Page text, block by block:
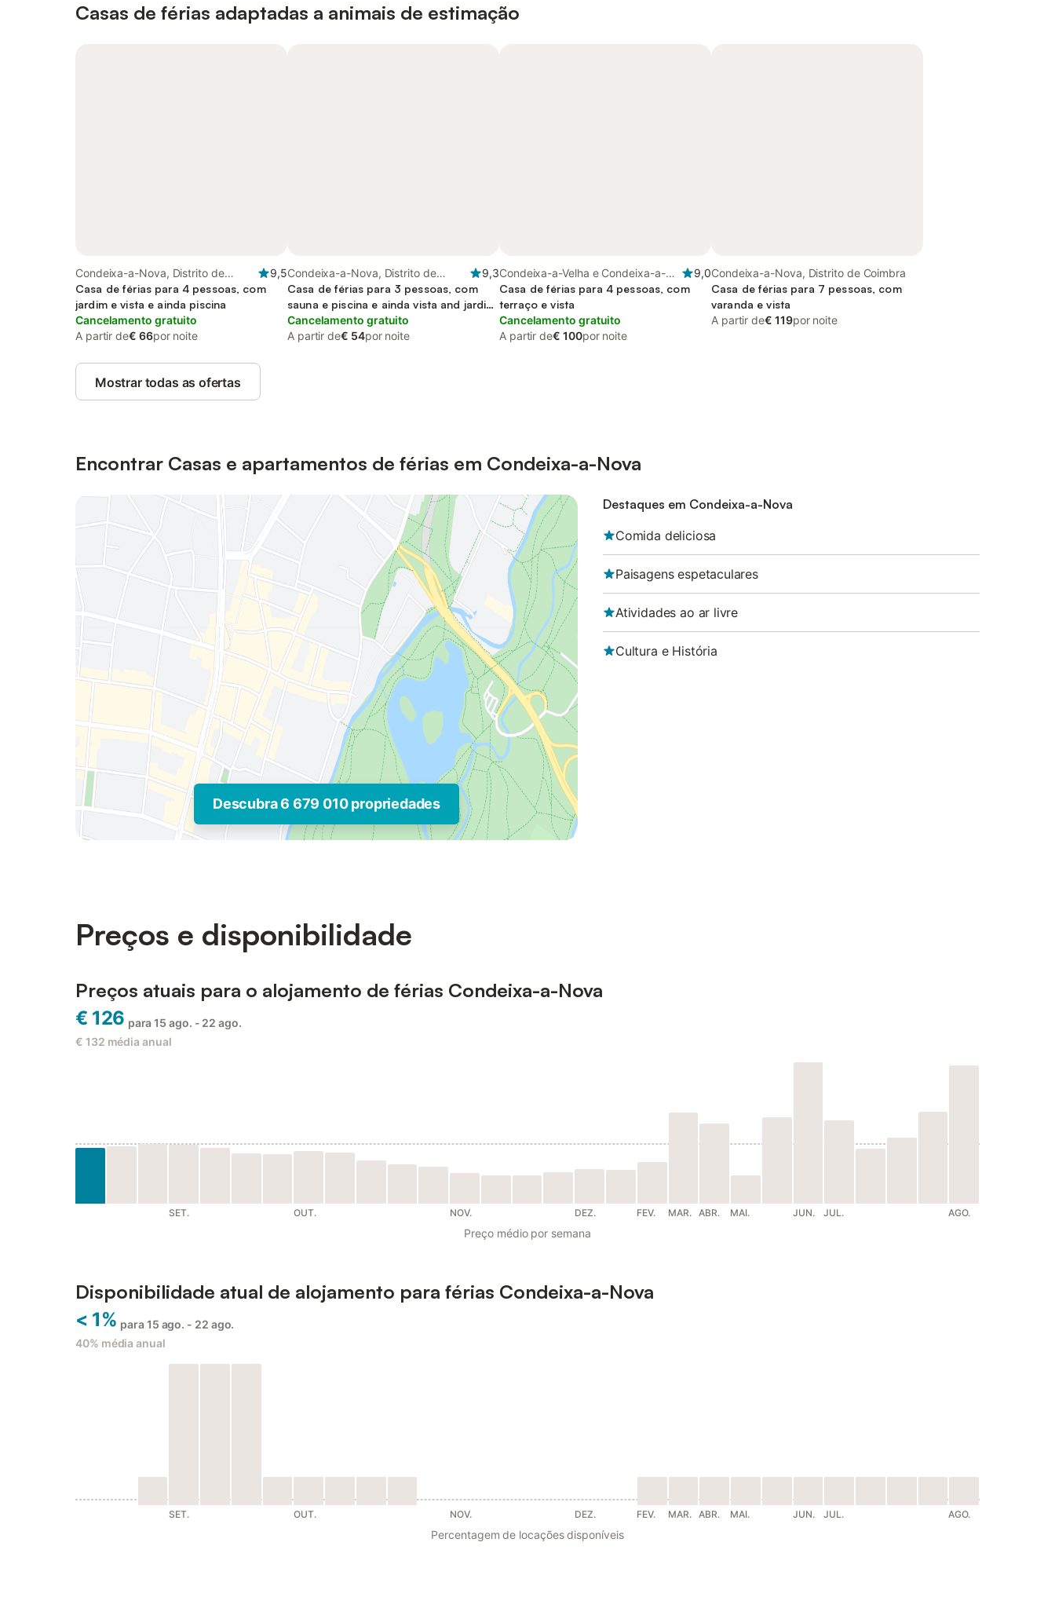
Casas de férias adaptadas a animais de estimação
Condeixa-a-Nova, Distrito de
Coimbra
9,5
Casa de férias para 4 pessoas, com
jardim e vista e ainda piscina
Cancelamento gratuito
A partir de€ 66por noite
Condeixa-a-Nova, Distrito de
Coimbra
9,3
Casa de férias para 3 pessoas, com
sauna e piscina e ainda vista and jardim,
com animais de estimação
Cancelamento gratuito
A partir de€ 54por noite
Condeixa-a-Velha e Condeixa-a-
Nova, Distrito de Coimbra
9,0
Casa de férias para 4 pessoas, com
terraço e vista
Cancelamento gratuito
A partir de€ 100por noite
Condeixa-a-Nova, Distrito de Coimbra
Casa de férias para 7 pessoas, com
varanda e vista
A partir de€ 119por noite
Mostrar todas as ofertas
Encontrar Casas e apartamentos de férias em Condeixa-a-Nova
Descubra 6 679 010 propriedades
Destaques em Condeixa-a-Nova
Comida deliciosa
Paisagens espetaculares
Atividades ao ar livre
Cultura e História
Preços e disponibilidade
Preços atuais para o alojamento de férias Condeixa-a-Nova
€ 126 para 15 ago. - 22 ago.
€ 132 média anual
SET. OUT. NOV. DEZ. FEV. MAR. ABR. MAI. JUN. JUL. AGO.
Preço médio por semana
Disponibilidade atual de alojamento para férias Condeixa-a-Nova
< 1% para 15 ago. - 22 ago.
40% média anual
SET. OUT. NOV. DEZ. FEV. MAR. ABR. MAI. JUN. JUL. AGO.
Percentagem de locações disponíveis